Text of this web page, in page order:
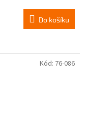
Do košíku
Kód: 76-086